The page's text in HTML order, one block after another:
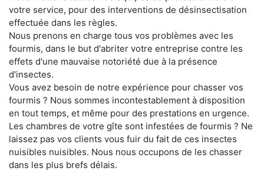
votre service, pour des interventions de désinsectisation
effectuée dans les règles.
Nous prenons en charge tous vos problèmes avec les
fourmis, dans le but d'abriter votre entreprise contre les
effets d'une mauvaise notoriété due à la présence
d'insectes.
Vous avez besoin de notre expérience pour chasser vos
fourmis ? Nous sommes incontestablement à disposition
en tout temps, et même pour des prestations en urgence.
Les chambres de votre gîte sont infestées de fourmis ? Ne
laissez pas vos clients vous fuir du fait de ces insectes
nuisibles nuisibles. Nous nous occupons de les chasser
dans les plus brefs délais.